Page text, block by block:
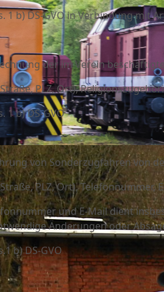
1 b) DS-GVO in Verbindung mit
der im Verein
PLZ, Ort),
1 b) DS-GVO
von Sonderzugfahren von
PLZ, Ort), Telefonnummer,
und E-Mail dient
Änderungen oder
b) DS-GVO